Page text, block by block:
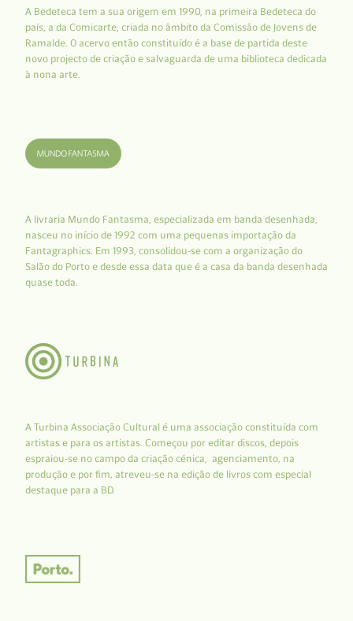
A Bedeteca tem a sua origem em 1990, na primeira Bedeteca do
país, a da Comicarte, criada no âmbito da Comissão de Jovens de
Ramalde. O acervo então constituído é a base de partida deste
novo projecto de criação e salvaguarda de uma biblioteca dedicada
à nona arte.
A livraria Mundo Fantasma, especializada em banda desenhada,
nasceu no início de 1992 com uma pequenas importação da
Fantagraphics. Em 1993, consolidou-se com a organização do
Salão do Porto e desde essa data que é a casa da banda desenhada
quase toda.
A Turbina Associação Cultural é uma associação constituída com
artistas e para os artistas. Começou por editar discos, depois
espraiou-se no campo da criação cénica, agenciamento, na
produção e por fim, atreveu-se na edição de livros com especial
destaque para a BD.